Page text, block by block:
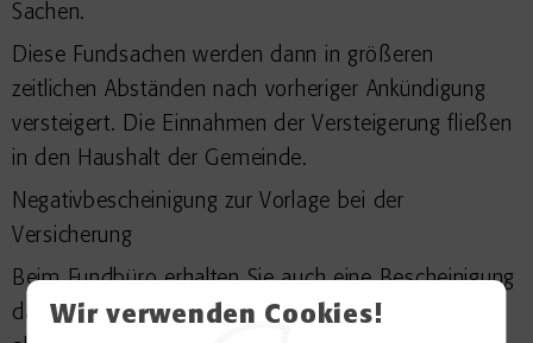
Wir verwenden Cookies!
Sachen.
Diese Fundsachen werden dann in größeren
zeitlichen Abständen nach vorheriger Ankündigung
versteigert. Die Einnahmen der Versteigerung fließen
in den Haushalt der Gemeinde.
Negativbescheinigung zur Vorlage bei der
Versicherung
Beim Fundbüro erhalten Sie auch eine Bescheinigung
darüber, dass der vermisste Gegenstand nicht